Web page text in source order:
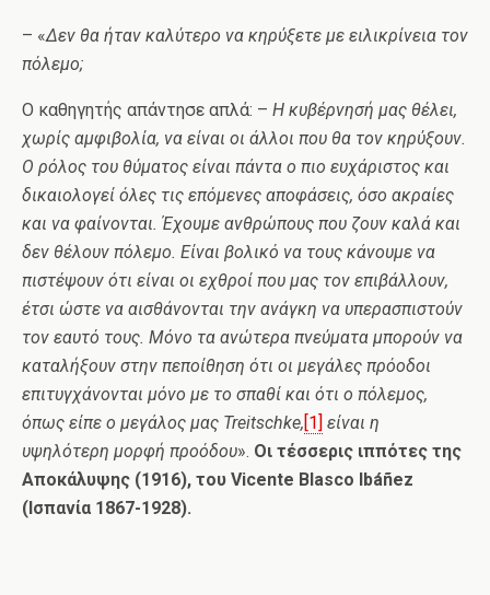
– «Δεν θα ήταν καλύτερο να κηρύξετε με ειλικρίνεια τον
πόλεμο;
Ο καθηγητής απάντησε απλά: – Η κυβέρνησή μας θέλει,
χωρίς αμφιβολία, να είναι οι άλλοι που θα τον κηρύξουν.
Ο ρόλος του θύματος είναι πάντα ο πιο ευχάριστος και
δικαιολογεί όλες τις επόμενες αποφάσεις, όσο ακραίες
και να φαίνονται. Έχουμε ανθρώπους που ζουν καλά και
δεν θέλουν πόλεμο. Είναι βολικό να τους κάνουμε να
πιστέψουν ότι είναι οι εχθροί που μας τον επιβάλλουν,
έτσι ώστε να αισθάνονται την ανάγκη να υπερασπιστούν
τον εαυτό τους. Μόνο τα ανώτερα πνεύματα μπορούν να
καταλήξουν στην πεποίθηση ότι οι μεγάλες πρόοδοι
επιτυγχάνονται μόνο με το σπαθί και ότι ο πόλεμος,
όπως είπε ο μεγάλος μας Treitschke, [1] είναι η
υψηλότερη μορφή προόδου». Οι τέσσερις ιππότες της
Αποκάλυψης (1916), του Vicente Blasco Ibáñez
(Ισπανία 1867-1928).